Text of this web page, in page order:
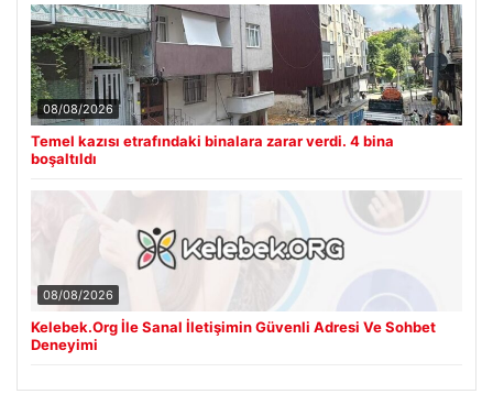
08/08/2026
Temel kazısı etrafındaki binalara zarar verdi. 4 bina
boşaltıldı
08/08/2026
Kelebek.Org İle Sanal İletişimin Güvenli Adresi Ve Sohbet
Deneyimi